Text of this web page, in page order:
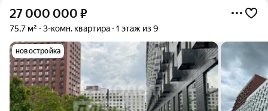
27 000 000 ₽
75,7 м² 3-комн. квартира 1 этаж из 9
новостройка